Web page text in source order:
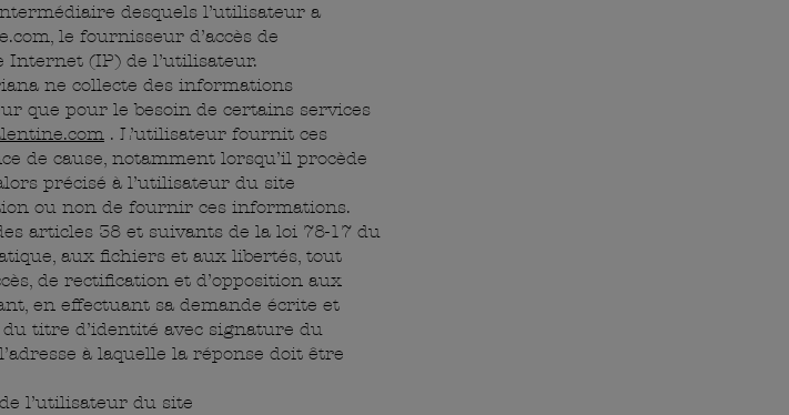
desquels l’utilisateur a
, le fournisseur d’accès de
Internet (IP) de l’utilisateur.
ne collecte des informations
que pour le besoin de certains services
. L’utilisateur fournit ces
de cause, notamment lorsqu’il procède
précisé à l’utilisateur du site
ou non de fournir ces informations.
articles 38 et suivants de la loi 78-17 du
aux fichiers et aux libertés, tout
de rectification et d’opposition aux
en effectuant sa demande écrite et
du titre d’identité avec signature du
à laquelle la réponse doit être
l’utilisateur du site